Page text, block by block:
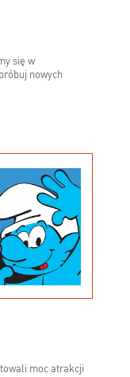
się w
nowych
moc atrakcji